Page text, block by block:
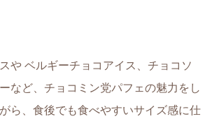
や ベルギーチョコアイス、チョコソ
など、チョコミン党パフェの魅力をし
ら、食後でも食べやすいサイズ感に仕